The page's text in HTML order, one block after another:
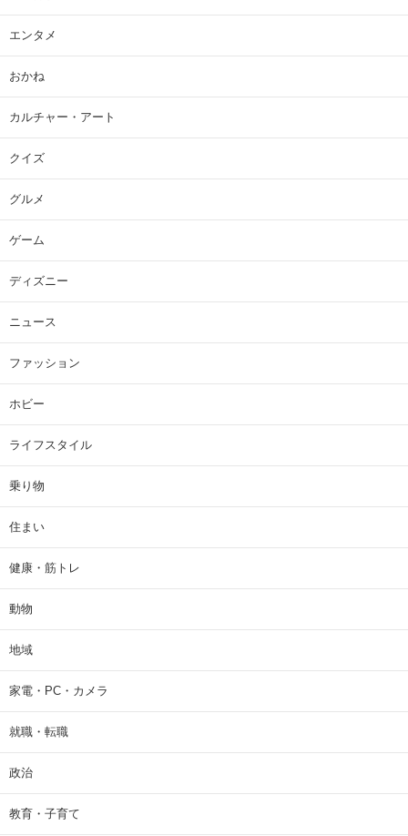
エンタメ
おかね
カルチャー・アート
クイズ
グルメ
ゲーム
ディズニー
ニュース
ファッション
ホビー
ライフスタイル
乗り物
住まい
健康・筋トレ
動物
地域
家電・PC・カメラ
就職・転職
政治
教育・子育て